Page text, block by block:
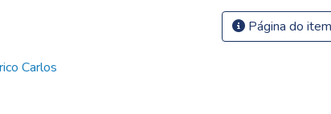
Carlos
Página do